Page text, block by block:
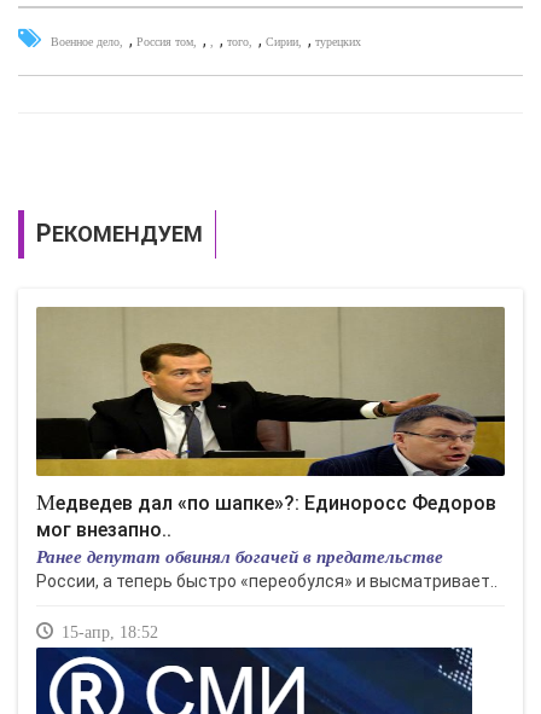
Военное дело , Россия том , , того , Сирии , турецких
РЕКОМЕНДУЕМ
Медведев дал «по шапке»?: Единоросс Федоров
мог внезапно..
Ранее депутат обвинял богачей в предательстве
России, а теперь быстро «переобулся» и высматривает..
15-апр, 18:52